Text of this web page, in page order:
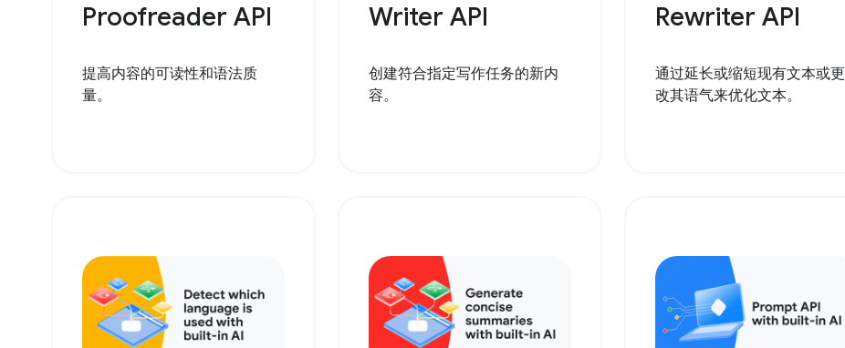
Proofreader API
提高内容的可读性和语法质
量。
Writer API
创建符合指定写作任务的新内
容。
Rewriter API
通过延长或缩短现有文本或更
改其语气来优化文本。